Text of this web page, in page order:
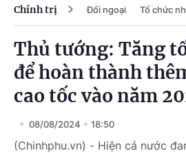
Chính trị Đối ngoại Tổ chức
Thủ tướng: Tăng
để hoàn thành
cao tốc vào năm
08/08/2024 18:50
(Chinhphu.vn) - Hiện cả nước